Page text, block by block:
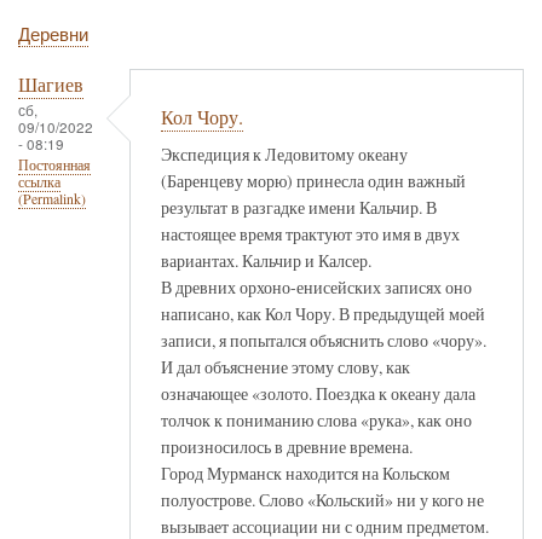
Деревни
Шагиев
сб,
09/10/2022
- 08:19
Постоянная
ссылка
(Permalink)
Кол Чору.
Экспедиция к Ледовитому океану
(Баренцеву морю) принесла один важный
результат в разгадке имени Кальчир. В
настоящее время трактуют это имя в двух
вариантах. Кальчир и Калсер.
В древних орхоно-енисейских записях оно
написано, как Кол Чору. В предыдущей моей
записи, я попытался объяснить слово «чору».
И дал объяснение этому слову, как
означающее «золото. Поездка к океану дала
толчок к пониманию слова «рука», как оно
произносилось в древние времена.
Город Мурманск находится на Кольском
полуострове. Слово «Кольский» ни у кого не
вызывает ассоциации ни с одним предметом.